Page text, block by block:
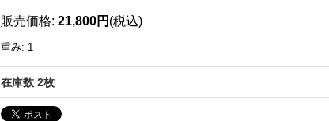
販売価格: 21,800円 (税込)
重み: 1
在庫数 2枚